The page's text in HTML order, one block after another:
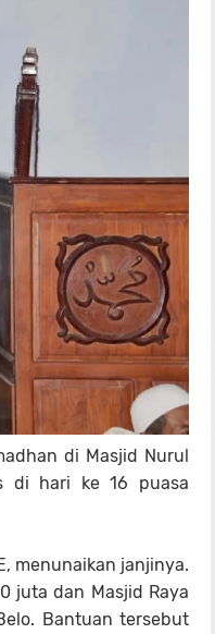
di Masjid Nurul
di hari ke 16 puasa
menunaikan janjinya.
juta dan Masjid Raya
Bantuan tersebut